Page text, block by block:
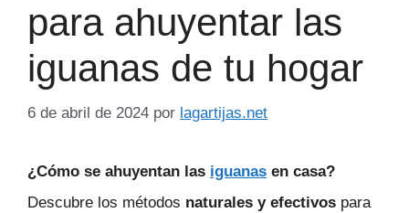
para ahuyentar las
iguanas de tu hogar
6 de abril de 2024 por lagartijas.net
¿Cómo se ahuyentan las iguanas en casa?
Descubre los métodos naturales y efectivos para